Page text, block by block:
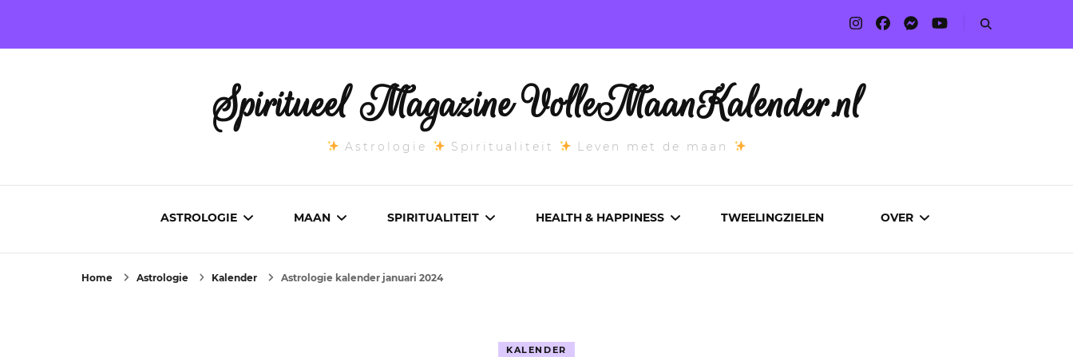
Spiritueel Magazine VolleMaanKalender.nl
Astrologie Spiritualiteit Leven met de maan
ASTROLOGIE MAAN SPIRITUALITEIT HEALTH & HAPPINESS TWEELINGZIELEN OVER
Home Astrologie Kalender Astrologie kalender januari 2024
KALENDER